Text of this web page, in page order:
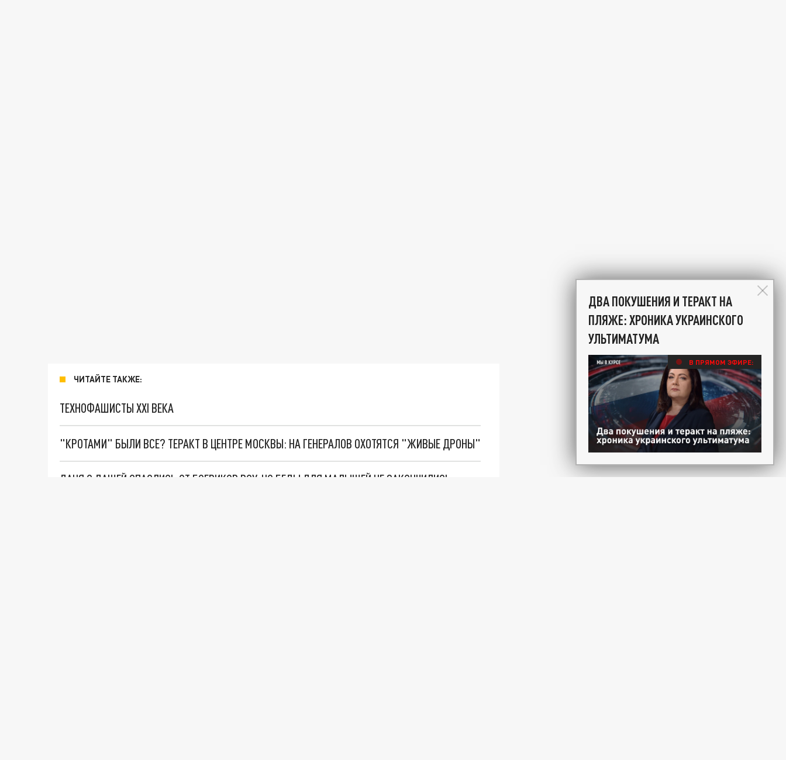
ЧИТАЙТЕ ТАКЖЕ:
ТЕХНОФАШИСТЫ XXI ВЕКА
"КРОТАМИ" БЫЛИ ВСЕ? ТЕРАКТ В ЦЕНТРЕ МОСКВЫ: НА ГЕНЕРАЛОВ ОХОТЯТСЯ "ЖИВЫЕ ДРОНЫ"
ДАНЯ С ДАШЕЙ СПАСЛИСЬ ОТ БОЕВИКОВ ВСУ. НО БЕДЫ ДЛЯ МАЛЫШЕЙ НЕ ЗАКОНЧИЛИСЬ
ДВА ПОКУШЕНИЯ И ТЕРАКТ НА
ПЛЯЖЕ: ХРОНИКА УКРАИНСКОГО
УЛЬТИМАТУМА
В ПРЯМОМ ЭФИРЕ: